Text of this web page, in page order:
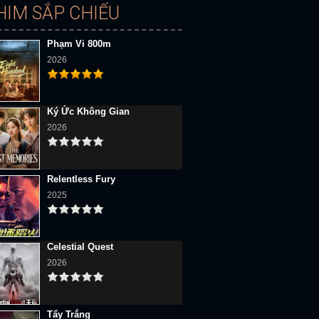
SẮP CHIẾU
Phạm Vi 800m
2026
Ký Ức Không Gian
2026
Relentless Fury
2025
Celestial Quest
2026
Tẩy Trắng